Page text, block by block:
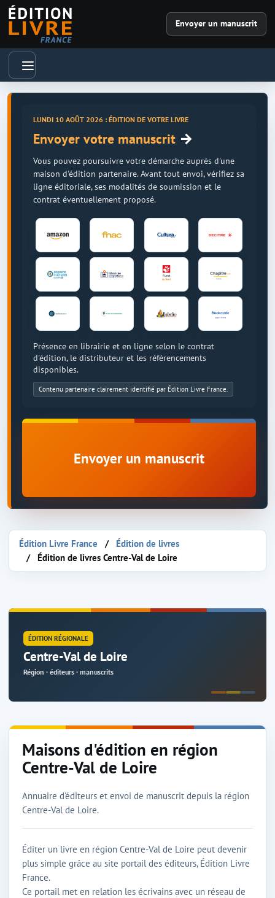
Envoyer un manuscrit
LUNDI 10 AOÛT 2026 : ÉDITION DE VOTRE LIVRE
Envoyer votre manuscrit →
Vous pouvez poursuivre votre démarche auprès d'une
maison d'édition partenaire. Avant tout envoi, vérifiez sa
ligne éditoriale, ses modalités de soumission et le
contrat éventuellement proposé.
Présence en librairie et en ligne selon le contrat
d'édition, le distributeur et les référencements
disponibles.
Contenu partenaire clairement identifié par Édition Livre France.
Envoyer un manuscrit
Édition Livre France
Édition de livres
Édition de livres Centre-Val de Loire
ÉDITION RÉGIONALE
Centre-Val de Loire
Région · éditeurs · manuscrits
Maisons d'édition en région
Centre-Val de Loire
Annuaire d'éditeurs et envoi de manuscrit depuis la région
Centre-Val de Loire.
Éditer un livre en région Centre-Val de Loire peut devenir
plus simple grâce au site portail des éditeurs, Édition Livre
France.
Ce portail met en relation les écrivains avec un réseau de